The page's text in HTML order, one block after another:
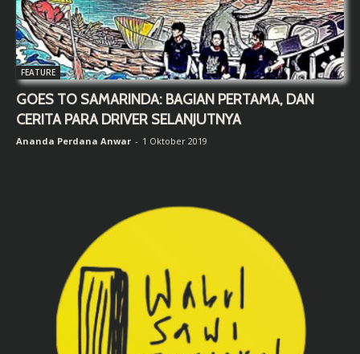
FEATURE
GOES TO SAMARINDA: BAGIAN PERTAMA, DAN
CERITA PARA DRIVER SELANJUTNYA
Ananda Perdana Anwar - 1 Oktober 2019